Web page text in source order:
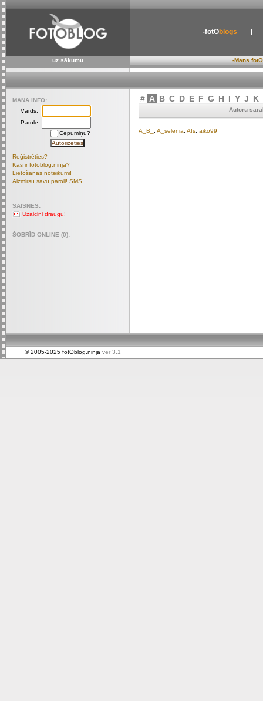
-fotOblogs
uz sākumu -Mans
# A B C D E F G H I Y J K
Autoru
A_B_ A_selenia Afs aiko99
MANA INFO:
Vārds:
Parole:
Cepumiņu?
Reģistrēties?
Kas ir fotoblog.ninja?
Lietošanas noteikumi!
Aizmirsu savu paroli! SMS
SAĪSNES:
Uzaicini draugu!
ŠOBRĪD ONLINE (0):
© 2005-2025 fotOblog.ninja ver 3.1